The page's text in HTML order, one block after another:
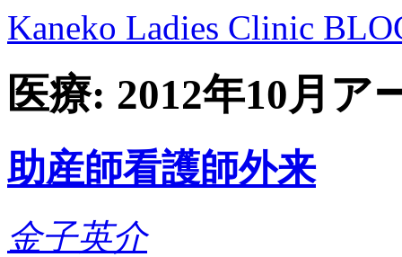
Kaneko Ladies Clinic
医療: 2012年10月ア
助産師看護師外来
金子英介